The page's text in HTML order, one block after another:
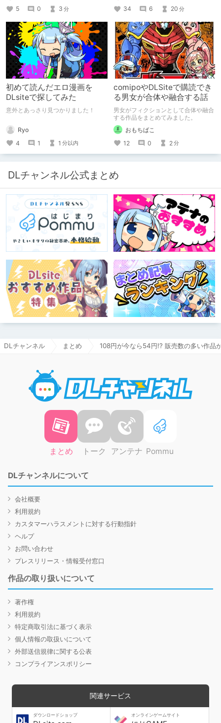
5
0 3 分
34
6 20 分
初めて読んだエロ漫画を
DLsiteで探してみた
意外とあっさり見つかりました！
Ryo
4
1 1 分以内
comipoやDLSiteで購読でき
る男女が合体や融合する話
男女がフィクションとして合体や融合
する作品をまとめてみました。
おもちばこ
12
0 2分
DLチャンネル公式まとめ
DLチャンネル まとめ 108円が今なら54円!? 販売数の多い作品
まとめ トーク アンテナ Pommu
DLチャンネルについて
会社概要
利用規約
カスタマーハラスメントに対する行動指針
ヘルプ
お問い合わせ
プレスリリース・情報受付窓口
作品の取り扱いについて
著作権
利用規約
特定商取引法に基づく表示
個人情報の取扱いについて
外部送信規律に関する公表
コンプライアンスポリシー
関連サービス
ダウンロードショップ オンラインゲームサイト